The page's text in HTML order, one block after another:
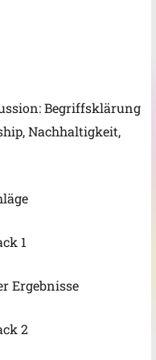
Begriffsklärung
Nachhaltigkeit,
1
Ergebnisse
2